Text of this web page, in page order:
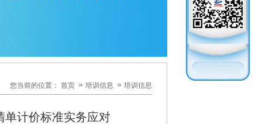
您当前的位置： 首页 培训信息 培训信息
单计价标准实务应对